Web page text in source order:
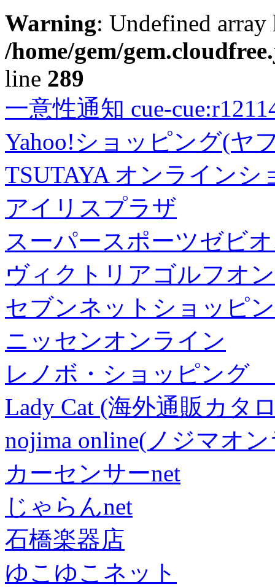
Warning: Undefined
/home/gem/
line 289
一意性通知 cue-
Yahoo!ショッピング(ヤ
TSUTAYA オンラインシ
アイリスプラザ
スーパースポーツゼビ
ヴィクトリアゴルフオ
セブンネットショッピ
ニッセンオンライン
レノボ・ショッピング
Lady Cat (海外通販カタ
nojima online(ノジマオ
カーセンサーnet
じゃらんnet
石橋楽器店
ゆこゆこネット